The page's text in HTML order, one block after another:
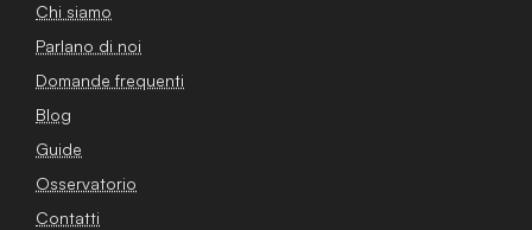
Chi siamo
Parlano di noi
Domande frequenti
Blog
Guide
Osservatorio
Contatti